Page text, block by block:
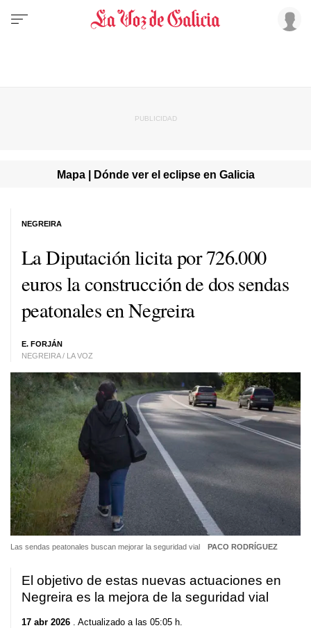
Mapa | Dónde ver el eclipse en Galicia
La Diputación licita por 726.000
euros la construcción de dos sendas
peatonales en Negreira
E. FORJÁN
NEGREIRA / LA VOZ
NEGREIRA
Las sendas peatonales buscan mejorar la seguridad vial PACO RODRÍGUEZ
El objetivo de estas nuevas actuaciones en
Negreira es la mejora de la seguridad vial
17 abr 2026 . Actualizado a las 05:05 h.